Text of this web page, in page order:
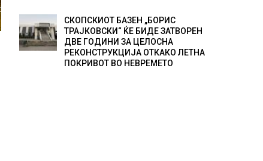
СКОПСКИОТ БАЗЕН „БОРИС
ТРАЈКОВСКИ“ ЌЕ БИДЕ ЗАТВОРЕН
ДВЕ ГОДИНИ ЗА ЦЕЛОСНА
РЕКОНСТРУКЦИЈА ОТКАКО ЛЕТНА
ПОКРИВОТ ВО НЕВРЕМЕТО